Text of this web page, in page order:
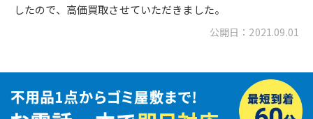
したので、高価買取させていただきました。
公開日：2021.09.01